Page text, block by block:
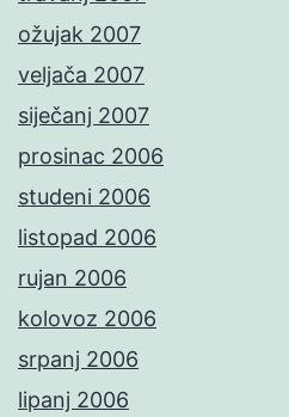
ožujak 2007
veljača 2007
siječanj 2007
prosinac 2006
studeni 2006
listopad 2006
rujan 2006
kolovoz 2006
srpanj 2006
lipanj 2006